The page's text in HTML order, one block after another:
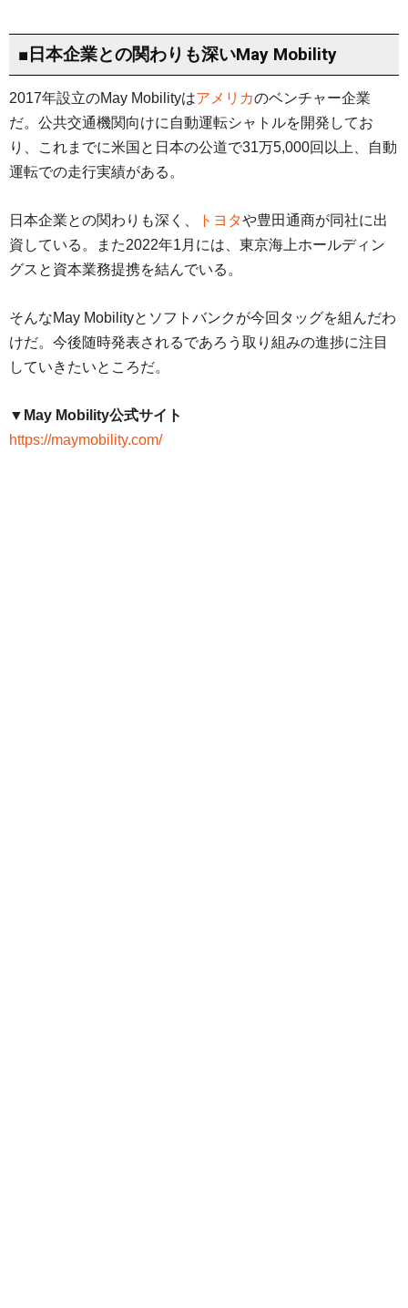
■日本企業との関わりも深いMay Mobility
2017年設立のMay Mobilityはアメリカのベンチャー企業
だ。公共交通機関向けに自動運転シャトルを開発してお
り、これまでに米国と日本の公道で31万5,000回以上、自動
運転での走行実績がある。
日本企業との関わりも深く、 トヨタや豊田通商が同社に出
資している。また2022年1月には、東京海上ホールディン
グスと資本業務提携を結んでいる。
そんなMay Mobilityとソフトバンクが今回タッグを組んだわ
けだ。今後随時発表されるであろう取り組みの進捗に注目
していきたいところだ。
▼May Mobility公式サイト
https://maymobility.com/